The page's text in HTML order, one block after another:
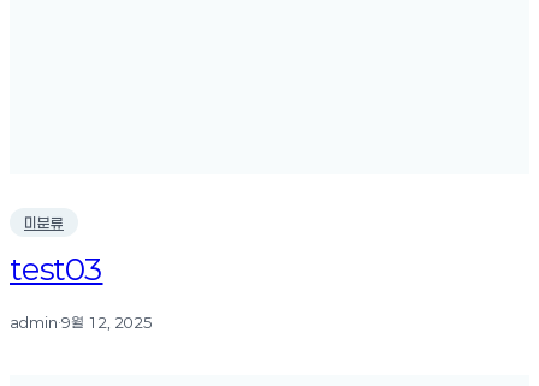
미분류
test03
admin·9월 12, 2025